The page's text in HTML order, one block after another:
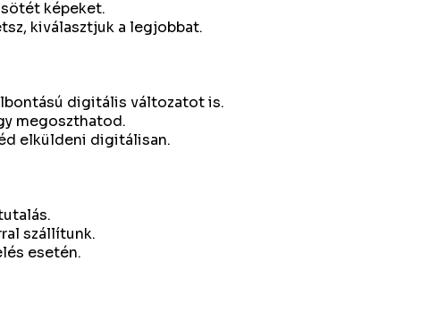
sötét képeket.
kiválasztjuk a legjobbat.
digitális változatot is.
megoszthatod.
elküldeni digitálisan.
szállítunk.
esetén.